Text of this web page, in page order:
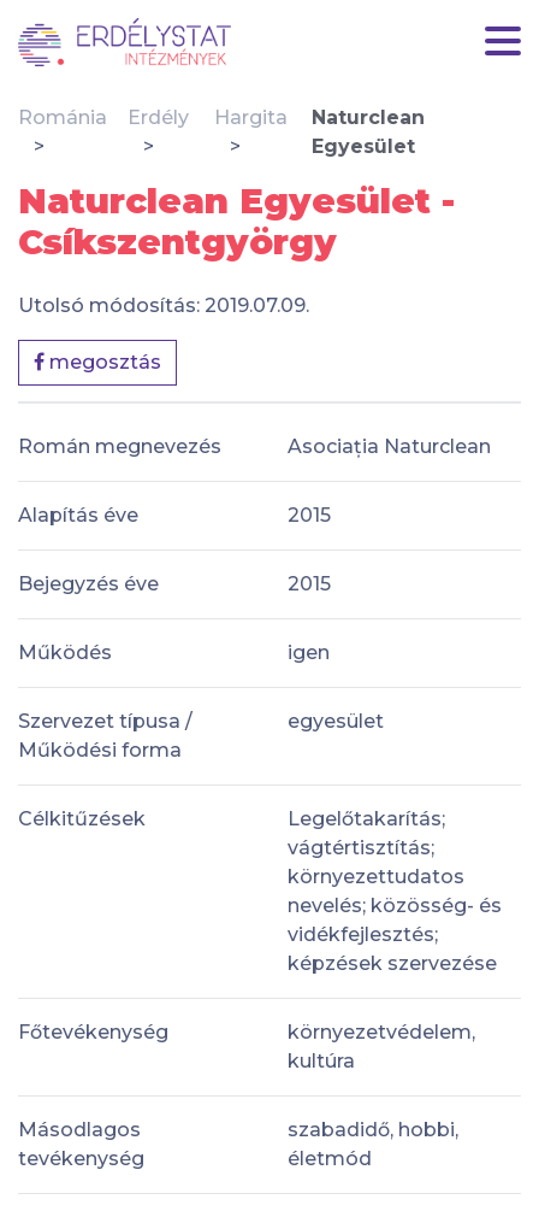
Románia Erdély Hargita
Naturclean
Egyesület
Naturclean Egyesület -
Csíkszentgyörgy
Utolsó módosítás: 2019.07.09.
megosztás
Román megnevezés Asociația Naturclean
Alapítás éve 2015
Bejegyzés éve 2015
Működés igen
Szervezet típusa /
Működési forma
egyesület
Célkitűzések
Legelőtakarítás;
vágtértisztítás;
környezettudatos
nevelés; közösség- és
vidékfejlesztés;
képzések szervezése
Főtevékenység
környezetvédelem,
kultúra
Másodlagos
tevékenység
szabadidő, hobbi,
életmód